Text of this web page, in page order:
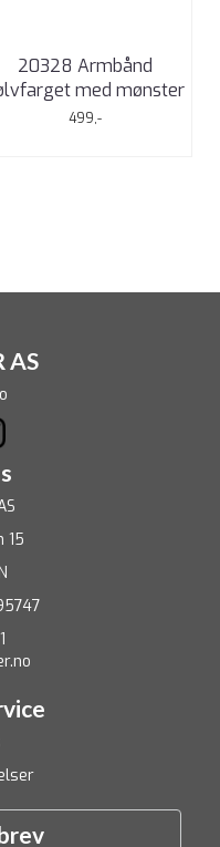
20328 Armbånd
med mønster
499,-
AS
15